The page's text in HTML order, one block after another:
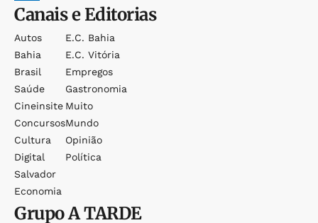
Canais e Editorias
Autos
Bahia
Brasil
Saúde
Cineinsite
Concursos
Cultura
Digital
Salvador
Economia
E.c. Bahia
E.c. Vitória
Empregos
Gastronomia
Muito
Mundo
Opinião
Política
GrupoA TARDE